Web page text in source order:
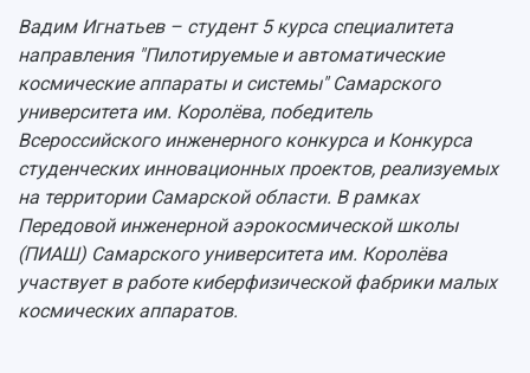
Вадим Игнатьев – студент 5 курса специалитета
направления "Пилотируемые и автоматические
космические аппараты и системы" Самарского
университета им. Королёва, победитель
Всероссийского инженерного конкурса и Конкурса
студенческих инновационных проектов, реализуемых
на территории Самарской области. В рамках
Передовой инженерной аэрокосмической школы
(ПИАШ) Самарского университета им. Королёва
участвует в работе киберфизической фабрики малых
космических аппаратов.